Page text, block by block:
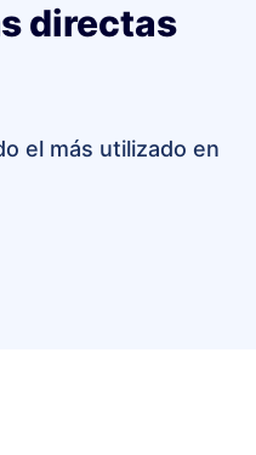
directas
el más utilizado en